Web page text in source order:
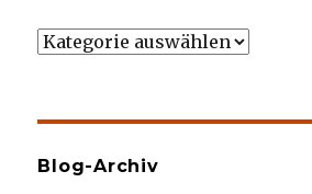
Wer
Blog-Archiv